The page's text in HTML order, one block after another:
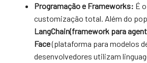
Programação e Frameworks: É
customização total. Além do
LangChain(framework para
Face(plataforma para modelos
desenvolvedores utilizam